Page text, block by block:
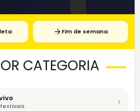
Fim de semana
CATEGORIA